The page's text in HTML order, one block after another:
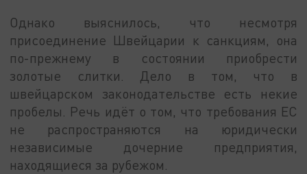
Однако выяснилось, что несмотря
присоединение Швейцарии к санкциям, она
по-прежнему в состоянии приобрести
золотые слитки. Дело в том, что в
швейцарском законодательстве есть некие
пробелы. Речь идёт о том, что требования ЕС
не распространяются на юридически
независимые дочерние предприятия,
находящиеся за рубежом.